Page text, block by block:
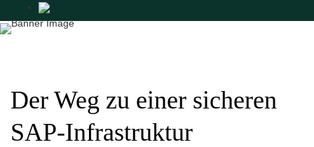
Der Weg zu einer sicheren
SAP-Infrastruktur